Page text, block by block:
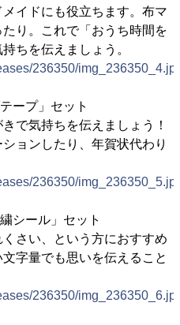
イドにも役立ちます。布マ
り。これで「おうち時間を
ちを伝えましょう。
236350/
ープ」セット
で気持ちを伝えましょう！
ョンしたり、年賀状代わり
236350/
シール」セット
さい、という方におすすめ
字量でも思いを伝えること
236350/